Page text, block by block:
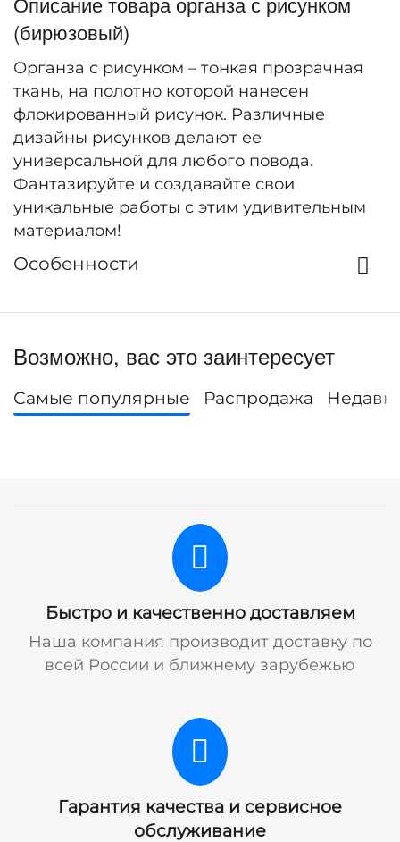
(бирюзовый)
Органза с рисунком – тонкая прозрачная
ткань, на полотно которой нанесен
флокированный рисунок. Различные
дизайны рисунков делают ее
универсальной для любого повода.
Фантазируйте и создавайте свои
уникальные работы с этим удивительным
материалом!
Особенности
Возможно, вас это заинтересует
Самые популярные Распродажа
Быстро и качественно доставляем
Наша компания производит доставку по
всей России и ближнему зарубежью
Гарантия качества и сервисное
обслуживание